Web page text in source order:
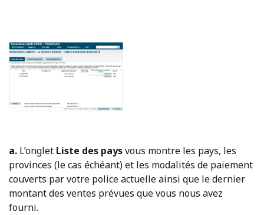
a. L’onglet Liste des paysvous montre les pays, les
provinces (le cas échéant) et les modalités de paiement
couverts par votre police actuelle ainsi que le dernier
montant des ventes prévues que vous nous avez
fourni.